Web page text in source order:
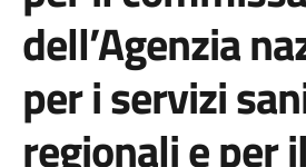
dell’Agenzia
per i servizi
regionali e per il